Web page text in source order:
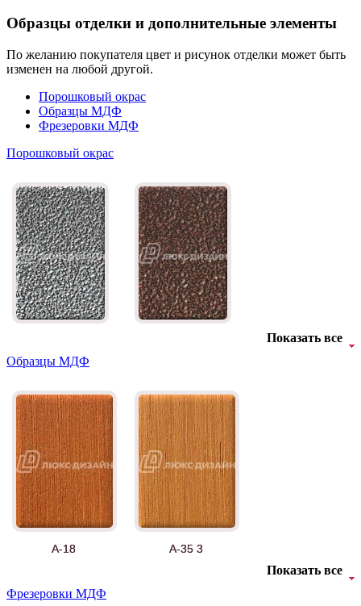
Образцы отделки и дополнительные элементы
По желанию покупателя цвет и рисунок отделки может быть
изменен на любой другой.
Порошковый окрас
Образцы МДФ
Фрезеровки МДФ
Порошковый окрас
Показать все
Образцы МДФ
А-18 А-35 3
Показать все
Фрезеровки МДФ